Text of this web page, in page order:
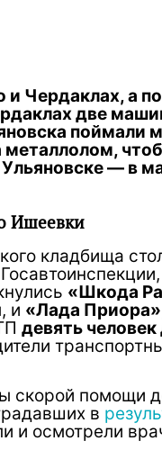
Чердаклах, а
две
поймали
металлолом,
— в
Ишеевки
кладбища
«Шкода
и «Лада Приора»
девять
скорой помощи
в
и осмотрели